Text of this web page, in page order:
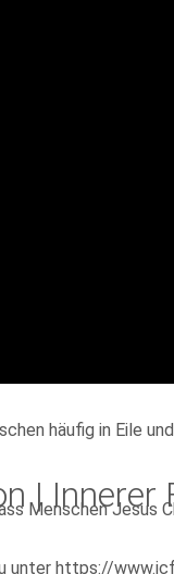
|
häufig in Eile
Menschen Jesus
unter https://